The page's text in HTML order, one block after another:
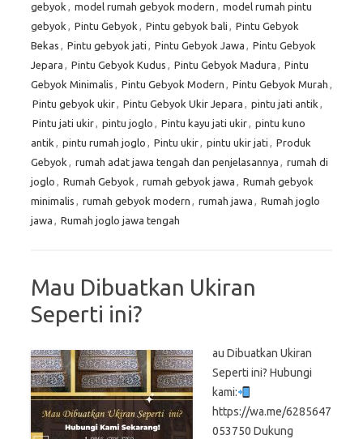
gebyok , model rumah gebyok modern , model rumah pintu
gebyok , Pintu Gebyok , Pintu gebyok bali , Pintu Gebyok
Bekas , Pintu gebyok jati , Pintu Gebyok Jawa , Pintu Gebyok
Jepara , Pintu Gebyok Kudus , Pintu Gebyok Madura , Pintu
Gebyok Minimalis , Pintu Gebyok Modern , Pintu Gebyok Murah ,
Pintu gebyok ukir, Pintu Gebyok Ukir Jepara , pintu jati antik ,
Pintu jati ukir, pintu joglo , Pintu kayu jati ukir, pintu kuno
antik , pintu rumah joglo , Pintu ukir, pintu ukir jati , Produk
Gebyok , rumah adat jawa tengah dan penjelasannya , rumah di
joglo , Rumah Gebyok , rumah gebyok jawa , Rumah gebyok
minimalis , rumah gebyok modern , rumah jawa , Rumah joglo
jawa , Rumah joglo jawa tengah
Mau Dibuatkan Ukiran
Seperti ini?
au Dibuatkan Ukiran
Seperti ini? Hubungi
kami:
https://wa.me/6285647
053750 Dukung